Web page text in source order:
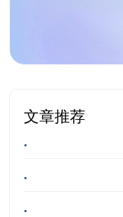
文章推荐
•
•
•